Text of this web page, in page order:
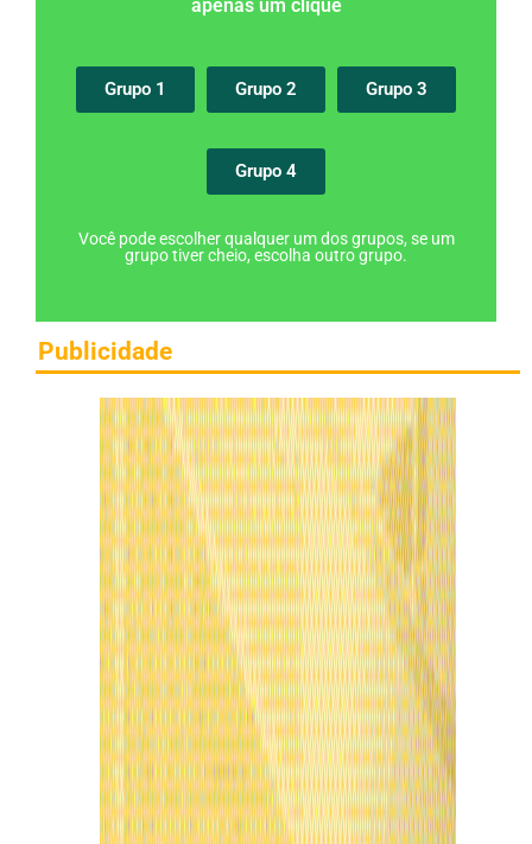
apenas um clique
Grupo 1 Grupo 2 Grupo 3
Grupo 4
Você pode escolher qualquer um dos grupos, se um
grupo tiver cheio, escolha outro grupo.
Publicidade